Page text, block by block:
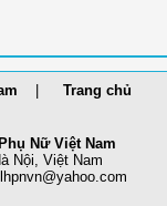
Trang chủ
Nữ Việt Nam
Nội, Việt Nam
pnvn@yahoo.com